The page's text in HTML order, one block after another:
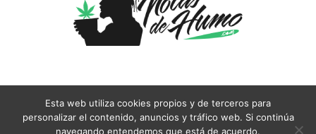
Aviso Legal Condiciones Generales Cookies Contacto
Esta web utiliza cookies propios y de terceros para
personalizar el contenido, anuncios y tráfico web. Si continúa
navegando entendemos que está de acuerdo.